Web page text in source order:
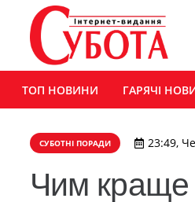
ТОП НОВИНИ ГАРЯЧІ
СУБОТНІ ПОРАДИ 23:49,
Чим краще